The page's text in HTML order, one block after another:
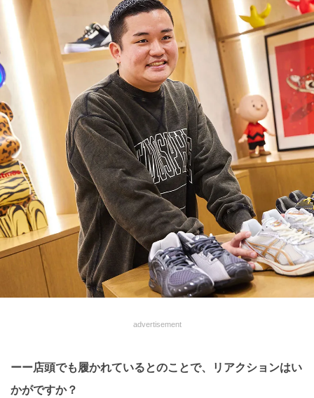
advertisement
ーー店頭でも履かれているとのことで、リアクションはい
かがですか？